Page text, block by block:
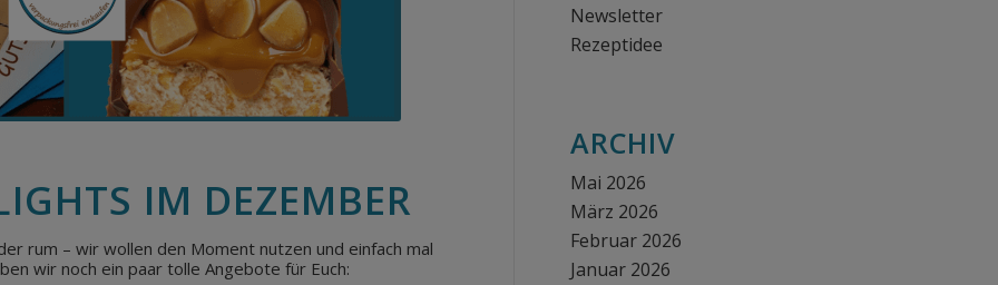
IM DEZEMBER
rum – wir wollen den Moment nutzen und einfach mal
wir noch ein paar tolle Angebote für Euch:
Newsletter
Rezeptidee
ARCHIV
Mai 2026
März 2026
Februar 2026
Januar 2026